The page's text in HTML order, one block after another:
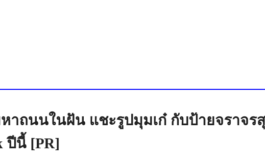
าถนนในฝัน แชะรูปมุมเก๋ กับป้ายจราจ
ปีนี้ [PR]